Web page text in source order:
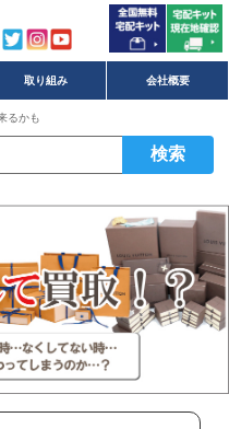
取り組み 会社概要
るかも